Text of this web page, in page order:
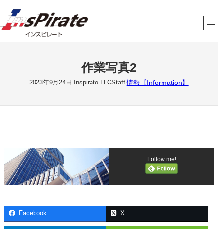
容
を
作業写真2
2023年9月24日 Inspirate LLCStaff 情報【Information】
Follow me!
Facebook X